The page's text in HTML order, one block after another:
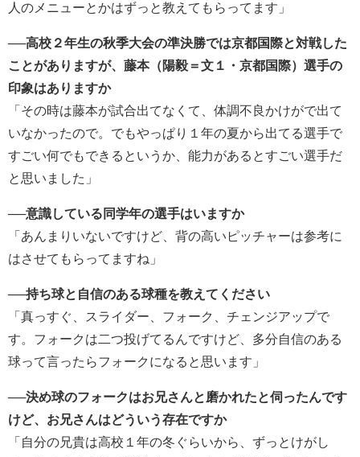
人のメニューとかはずっと教えてもらってます」
──高校２年生の秋季大会の準決勝では京都国際と対戦した
ことがありますが、藤本（陽毅＝文１・京都国際）選手の
印象はありますか
「その時は藤本が試合出てなくて、体調不良かけがで出て
いなかったので。でもやっぱり１年の夏から出てる選手で
すごい何でもできるというか、能力があるとすごい選手だ
と思いました」
──意識している同学年の選手はいますか
「あんまりいないですけど、背の高いピッチャーは参考に
はさせてもらってますね」
──持ち球と自信のある球種を教えてください
「真っすぐ、スライダー、フォーク、チェンジアップで
す。フォークは二つ投げてるんですけど、多分自信のある
球って言ったらフォークになると思います」
──決め球のフォークはお兄さんと磨かれたと伺ったんです
けど、お兄さんはどういう存在ですか
「自分の兄貴は高校１年の冬ぐらいから、ずっとけがし